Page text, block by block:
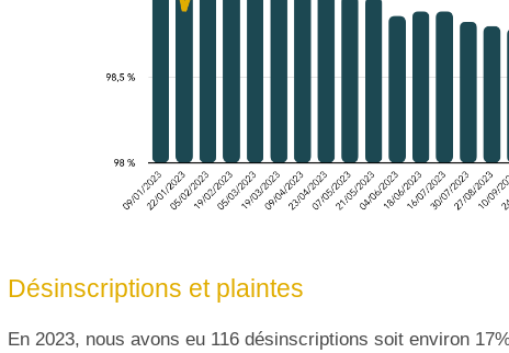
Désinscriptions et plaintes
En 2023, nous avons eu 116 désinscriptions soit environ